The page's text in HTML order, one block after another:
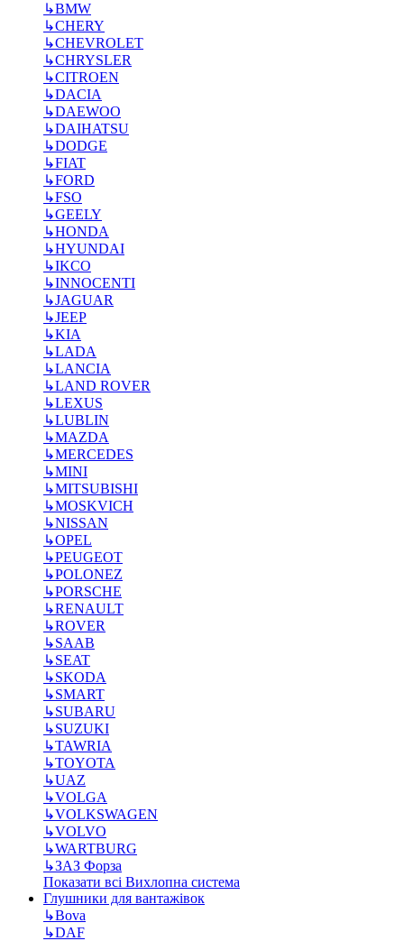
↳BMW
↳CHERY
↳CHEVROLET
↳CHRYSLER
↳CITROEN
↳DACIA
↳DAEWOO
↳DAIHATSU
↳DODGE
↳FIAT
↳FORD
↳FSO
↳GEELY
↳HONDA
↳HYUNDAI
↳IKCO
↳INNOCENTI
↳JAGUAR
↳JEEP
↳KIA
↳LADA
↳LANCIA
↳LAND ROVER
↳LEXUS
↳LUBLIN
↳MAZDA
↳MERCEDES
↳MINI
↳MITSUBISHI
↳MOSKVICH
↳NISSAN
↳OPEL
↳PEUGEOT
↳POLONEZ
↳PORSCHE
↳RENAULT
↳ROVER
↳SAAB
↳SEAT
↳SKODA
↳SMART
↳SUBARU
↳SUZUKI
↳TAWRIA
↳TOYOTA
↳UAZ
↳VOLGA
↳VOLKSWAGEN
↳VOLVO
↳WARTBURG
↳ЗАЗ Форза
Показати всі Вихлопна система
Глушники для вантажівок
↳Bova
↳DAF